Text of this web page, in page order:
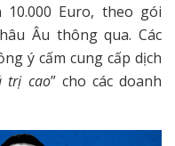
Euro, theo gói
Âu thông qua. Các
ý cấm cung cấp dịch
trị cao” cho các doanh